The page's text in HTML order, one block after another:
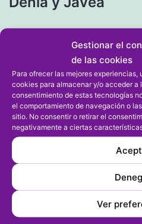
Gestionar el
de las cookies
Para ofrecer las mejores
cookies para almacenar y/o acceder a
consentimiento de estas tecnologías
el comportamiento de navegación o
sitio. No consentir o retirar el
negativamente a ciertas
Ver
Entrada siguiente
Jesús Soriano y
quintos en la final
para la Fia
Archivos